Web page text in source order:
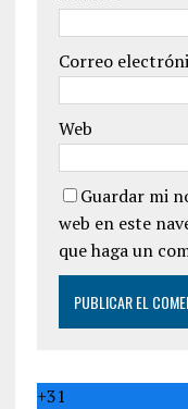
Correo
Web
Guardar mi
web en este
que haga un
+31